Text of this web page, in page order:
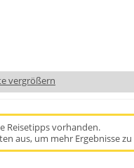
vergrößern
Reisetipps vorhanden.
aus, um mehr Ergebnisse